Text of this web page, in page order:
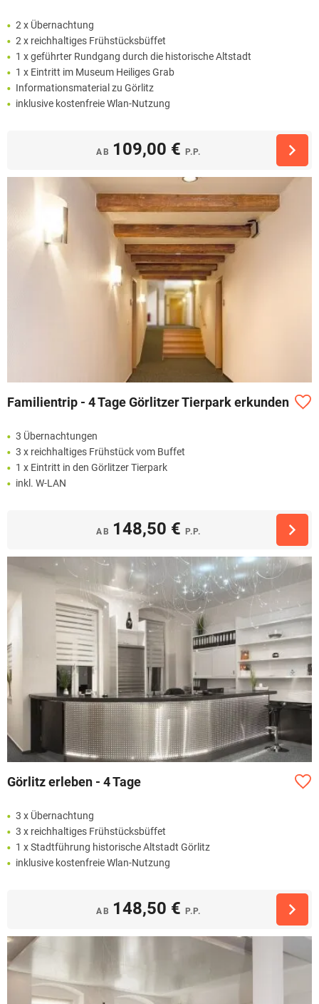
2 x Übernachtung
2 x reichhaltiges Frühstücksbüffet
1 x geführter Rundgang durch die historische Altstadt
1 x Eintritt im Museum Heiliges Grab
Informationsmaterial zu Görlitz
inklusive kostenfreie Wlan-Nutzung
AB 109,00 € P.P.
Familientrip - 4 Tage Görlitzer Tierpark erkunden
3 Übernachtungen
3 x reichhaltiges Frühstück vom Buffet
1 x Eintritt in den Görlitzer Tierpark
inkl. W-LAN
AB 148,50 € P.P.
Görlitz erleben - 4 Tage
3 x Übernachtung
3 x reichhaltiges Frühstücksbüffet
1 x Stadtführung historische Altstadt Görlitz
inklusive kostenfreie Wlan-Nutzung
AB 148,50 € P.P.